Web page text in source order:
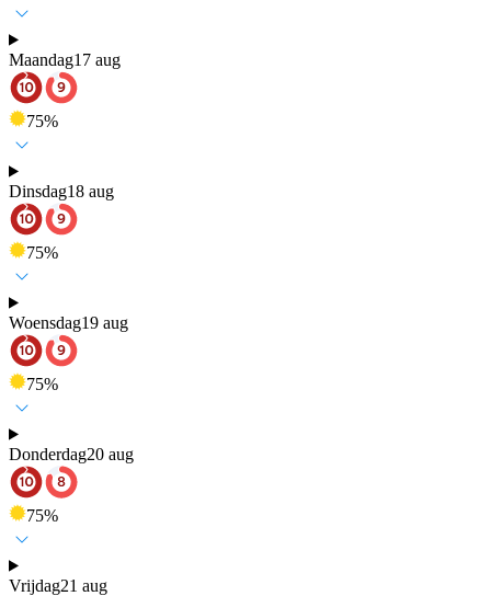
Maandag17 aug
75%
Dinsdag18 aug
75%
Woensdag19 aug
75%
Donderdag20 aug
75%
Vrijdag21 aug